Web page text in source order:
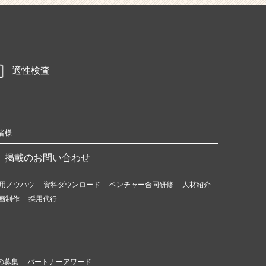
適性検査
様
掲載のお問い合わせ
ノウハウ 資料ダウンロード ベンチャー合同研修
人材紹介
制作
採用代行
募集 パートナーアワード